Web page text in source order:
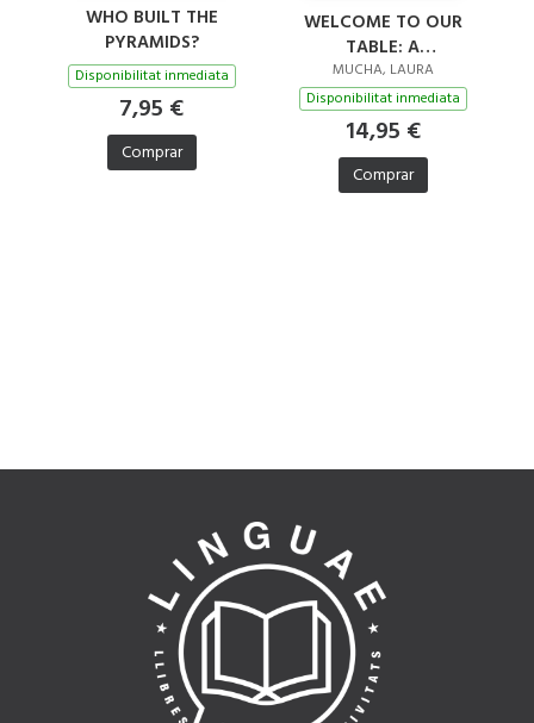
WHO BUILT THE
PYRAMIDS?
Disponibilitat inmediata
7,95 €
Comprar
WELCOME TO OUR
TABLE: A
CELEBRATION OF
WHAT CHILDREN EAT
EVERYWHERE
MUCHA, LAURA
Disponibilitat inmediata
14,95 €
Comprar